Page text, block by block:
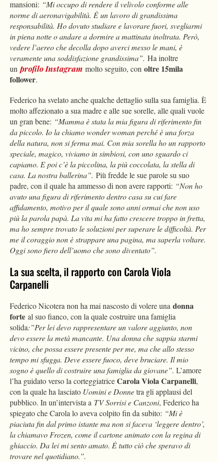
mansioni: “Mi occupo di rendere il velivolo conforme alle
norme di aeronavigabilità. È un lavoro di grandissima
responsabilità. Ho dovuto studiare e lavorare fuori, svegliarmi
in piena notte o andare a dormire a mattinata inoltrata. Però,
vedere l’aereo che decolla dopo averci messo le mani, è
veramente una soddisfazione grandissima”. Ha inoltre
un profilo Instagram molto seguito, con oltre 15mila
follower.
Federico ha svelato anche qualche dettaglio sulla sua famiglia. È
molto affezionato a sua madre e alle sue sorelle, alle quali vuole
un gran bene: “Mamma è stata la mia figura di riferimento fin
da piccolo. Io la chiamo wonder woman perché è una forza
della natura, non si ferma mai. Con mia sorella ho un rapporto
speciale, magico, viviamo in simbiosi, con uno sguardo ci
capiamo. E poi c’è la piccolina, la più coccolata, la stella di
casa. La nostra ballerina”. Più fredde le sue parole su suo
padre, con il quale ha ammesso di non avere rapporti: “Non ho
avuto una figura di riferimento dentro casa su cui fare
affidamento, motivo per il quale sono anni ormai che non uso
più la parola papà. La vita mi ha fatto crescere troppo in fretta,
ma ho sempre trovato le soluzioni per superare le difficoltà. Per
me il coraggio non è strappare una pagina, ma saperla voltare.
Oggi sono fiero dell’uomo che sono diventato”.
La sua scelta, il rapporto con Carola Viola
Carpanelli
Federico Nicotera non ha mai nascosto di volere una donna
forte al suo fianco, con la quale costruire una famiglia
solida:”Per lei devo rappresentare un valore aggiunto, non
devo essere la metà mancante. Una donna che sappia starmi
vicino, che possa essere presente per me, ma che allo stesso
tempo mi sfugga. Deve essere fuoco, deve bruciare. Il mio
sogno è quello di costruire una famiglia da giovane”. L’amore
l’ha guidato verso la corteggiatriceCarola Viola Carpanelli,
con la quale ha lasciato Uomini e Donnetra gli applausi del
pubblico. In un’intervista a TV Sorrisi e Canzoni, Federico ha
spiegato che Carola lo aveva colpito fin da subito: “Mi è
piaciuta fin dal primo istante ma non si faceva ‘leggere dentro’,
la chiamavo Frozen, come il cartone animato con la regina di
ghiaccio. Da lei mi sento amato. È tutto ciò che speravo di
trovare nel quotidiano.”.